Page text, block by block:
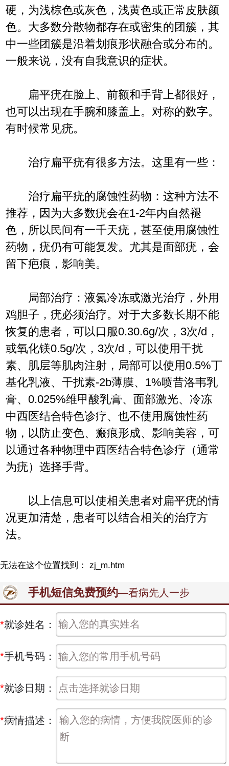
硬，为浅棕色或灰色，浅黄色或正常皮肤颜
色。大多数分散物都存在或密集的团簇，其
中一些团簇是沿着划痕形状融合或分布的。
一般来说，没有自我意识的症状。
扁平疣在脸上、前额和手背上都很好，
也可以出现在手腕和膝盖上。对称的数字。
有时候常见疣。
治疗扁平疣有很多方法。这里有一些：
治疗扁平疣的腐蚀性药物：这种方法不
推荐，因为大多数疣会在1-2年内自然褪
色，所以民间有一千天疣，甚至使用腐蚀性
药物，疣仍有可能复发。尤其是面部疣，会
留下疤痕，影响美。
局部治疗：液氮冷冻或激光治疗，外用
鸡胆子，疣必须治疗。对于大多数长期不能
恢复的患者，可以口服0.30.6g/次，3次/d，
或氧化镁0.5g/次，3次/d，可以使用干扰
素、肌层等肌肉注射，局部可以使用0.5%丁
基化乳液、干扰素-2b薄膜、1%喷昔洛韦乳
膏、0.025%维甲酸乳膏、面部激光、冷冻
中西医结合特色诊疗、也不使用腐蚀性药
物，以防止变色、瘢痕形成、影响美容，可
以通过各种物理中西医结合特色诊疗（通常
为疣）选择手背。
以上信息可以使相关患者对扁平疣的情
况更加清楚，患者可以结合相关的治疗方
法。
无法在这个位置找到： zj_m.htm
手机短信免费预约—看病先人一步
*就诊姓名：
*手机号码：
*就诊日期：
*病情描述：